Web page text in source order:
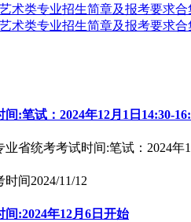
术类专业招生简章及报考要求合
术类专业招生简章及报考要求合
:笔试：2024年12月1日14:30-
省统考考试时间:笔试：2024年
时间2024/11/12
:2024年12月6日开始